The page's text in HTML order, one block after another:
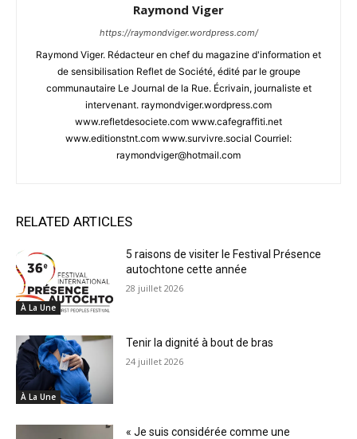
Raymond Viger
https://raymondviger.wordpress.com/
Raymond Viger. Rédacteur en chef du magazine d'information et
de sensibilisation Reflet de Société, édité par le groupe
communautaire Le Journal de la Rue. Écrivain, journaliste et
intervenant. raymondviger.wordpress.com
www.refletdesociete.com www.cafegraffiti.net
www.editionstnt.com www.survivre.social Courriel:
raymondviger@hotmail.com
RELATED ARTICLES
À La Une
5 raisons de visiter le Festival Présence
autochtone cette année
28 juillet 2026
À La Une
Tenir la dignité à bout de bras
24 juillet 2026
« Je suis considérée comme une